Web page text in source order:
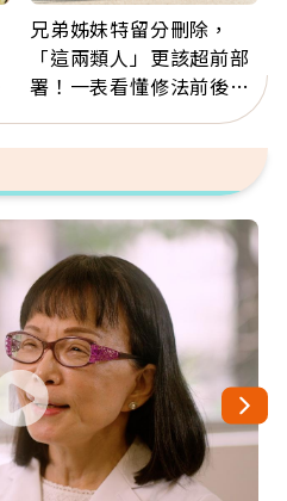
兄弟姊妹特留分刪除，
「這兩類人」更該超前部
署！一表看懂修法前後差
異：沒留遺囑手足反而分
更多